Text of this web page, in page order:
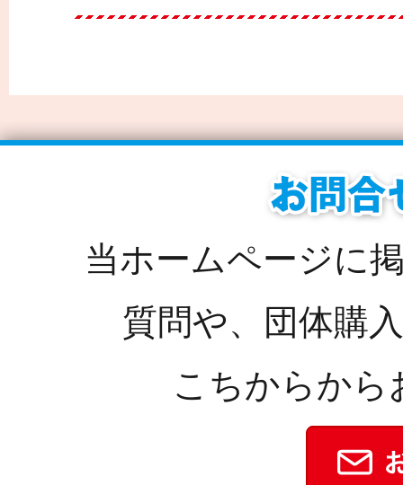
当ホームページに
質問や、団体購
こちからから